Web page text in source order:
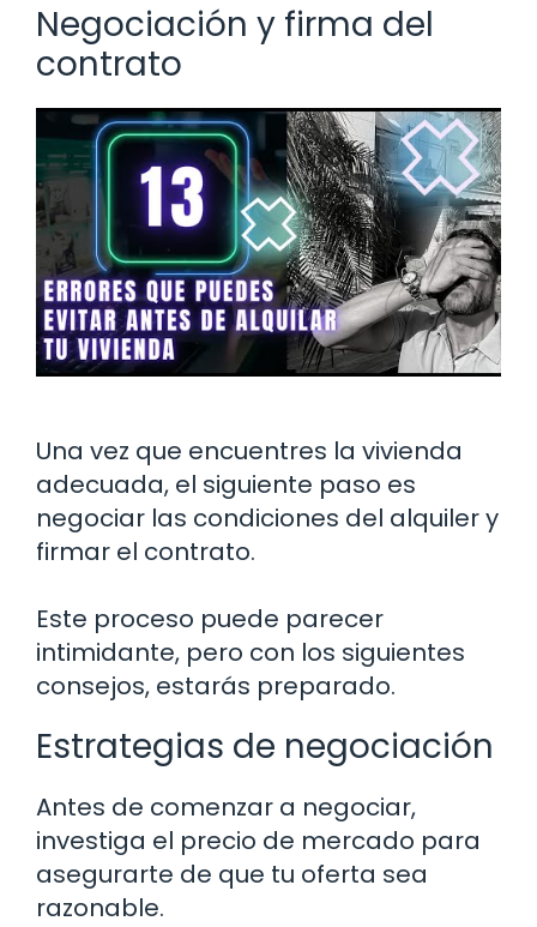
Negociación y firma del
contrato
Una vez que encuentres la vivienda
adecuada, el siguiente paso es
negociar las condiciones del alquiler y
firmar el contrato.
Este proceso puede parecer
intimidante, pero con los siguientes
consejos, estarás preparado.
Estrategias de negociación
Antes de comenzar a negociar,
investiga el precio de mercado para
asegurarte de que tu oferta sea
razonable.